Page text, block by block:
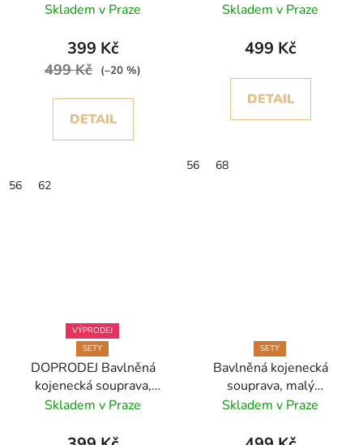
krokodýl
Skladem v Praze
399 Kč
499 Kč (–20 %)
DETAIL
56 62
malý gentleman
Skladem v Praze
499 Kč
DETAIL
56 68
VÝPRODEJ
SETY
DOPRODEJ Bavlněná
kojenecká souprava,
8dílná
Skladem v Praze
SETY
Bavlněná kojenecká
souprava, malý
námořník, set - 8ks
Skladem v Praze